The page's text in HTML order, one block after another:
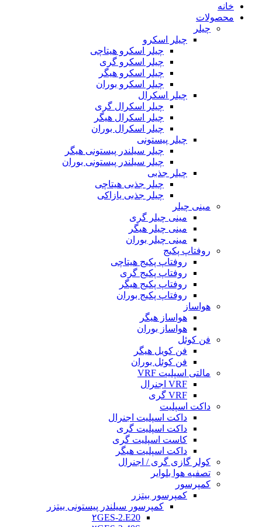
خانه
محصولات
چیلر
چیلر اسکرو
چیلر اسکرو هیتاچی
چیلر اسکرو گری
چیلر اسکرو هیگر
چیلر اسکرو بوران
چیلر اسکرال
چیلر اسکرال گری
چیلر اسکرال هیگر
چیلر اسکرال بوران
چیلر پیستونی
چیلر سیلندر پیستونی هیگر
چیلر سیلندر پیستونی بوران
چیلر جذبی
چیلر جذبی هیتاچی
چیلر جذبی یازاکی
مینی چیلر
مینی چیلر گری
مینی چیلر هیگر
مینی چیلر بوران
روفتاپ پکیج
روفتاپ پکیج هیتاچی
روفتاپ پکیج گری
روفتاپ پکیج هیگر
روفتاپ پکیج بوران
هواساز
هواساز هیگر
هواساز بوران
فن کوئل
فن کویل هیگر
فن کوئل بوران
مالتی اسپلیت VRF
VRF اجنرال
VRF گری
داکت اسپلیت
داکت اسپلیت اجنرال
داکت اسپلیت گری
کاست اسپلیت گری
داکت اسپلیت هیگر
کولر گازی گری / اجنرال
تصفیه هوا بلوایر
کمپرسور
کمپرسور بیتزر
کمپرسور سیلندر پیستونی بیتزر
۲GES-2.E20